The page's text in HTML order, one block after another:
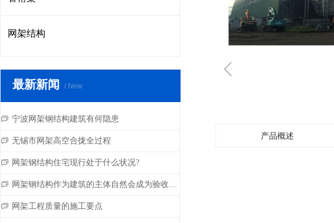
网架结构
最新新闻 / New
ꀃ 宁波网架钢结构建筑有何隐患
ꀃ 无锡市网架高空合拢全过程
ꀃ 网架钢结构住宅现行处于什么状况?
ꀃ 网架钢结构作为建筑的主体自然会成为验收的重点
ꀃ 网架工程质量的施工要点
ꁆ
产品概述